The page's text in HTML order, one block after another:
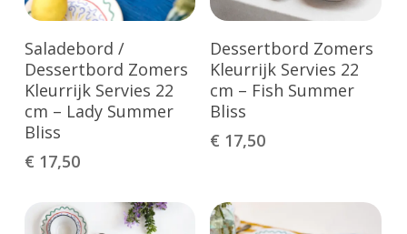
Toevoegen Aan
Winkelwagen
Saladebord /
Dessertbord Zomers
Kleurrijk Servies 22
cm – Lady Summer
Bliss
€ 17,50
Toevoegen Aan
Winkelwagen
Dessertbord Zomers
Kleurrijk Servies 22
cm – Fish Summer
Bliss
€ 17,50